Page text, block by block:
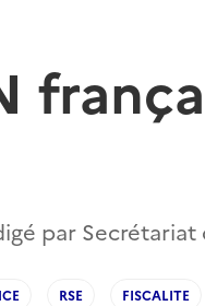
par Secrétariat
RSE FISCALITE